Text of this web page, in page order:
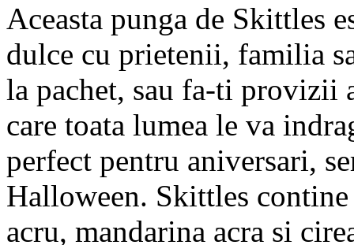
Aceasta punga de Skittles
dulce cu prietenii, familia
la pachet, sau fa-ti provizii
care toata lumea le va
perfect pentru aniversari,
Halloween. Skittles contine
acru, mandarina acra si